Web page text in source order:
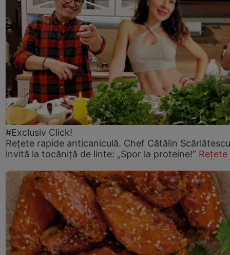
#Exclusiv Click!
Rețete rapide anticaniculă. Chef Cătălin
invită la tocăniță de linte: „Spor la proteine!” Rețete